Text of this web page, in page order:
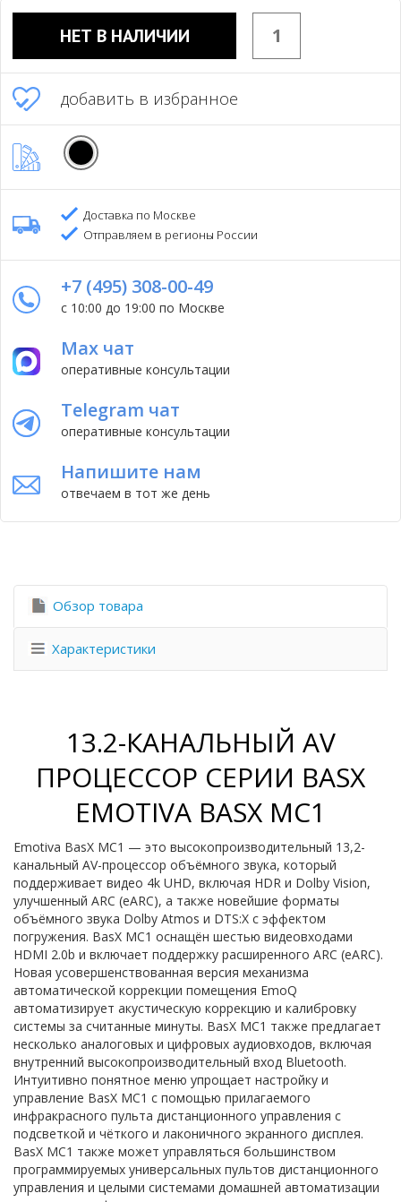
НЕТ В НАЛИЧИИ
добавить в избранное
Доставка по Москве
Отправляем в регионы России
+7 (495) 308-00-49
с 10:00 до 19:00 по Москве
Max чат
оперативные консультации
Telegram чат
оперативные консультации
Напишите нам
отвечаем в тот же день
Обзор товара
Характеристики
13.2-КАНАЛЬНЫЙ AV
ПРОЦЕССОР СЕРИИ BASX
EMOTIVA BASX MC1
Emotiva BasX MC1 — это высокопроизводительный 13,2-
канальный AV-процессор объёмного звука, который
поддерживает видео 4k UHD, включая HDR и Dolby Vision,
улучшенный ARC (eARC), а также новейшие форматы
объёмного звука Dolby Atmos и DTS:X с эффектом
погружения. BasX MC1 оснащён шестью видеовходами
HDMI 2.0b и включает поддержку расширенного ARC (eARC).
Новая усовершенствованная версия механизма
автоматической коррекции помещения EmoQ
автоматизирует акустическую коррекцию и калибровку
системы за считанные минуты. BasX MC1 также предлагает
несколько аналоговых и цифровых аудиовходов, включая
внутренний высокопроизводительный вход Bluetooth.
Интуитивно понятное меню упрощает настройку и
управление BasX MC1 с помощью прилагаемого
инфракрасного пульта дистанционного управления с
подсветкой и чёткого и лаконичного экранного дисплея.
BasX MC1 также может управляться большинством
программируемых универсальных пультов дистанционного
управления и целыми системами домашней автоматизации